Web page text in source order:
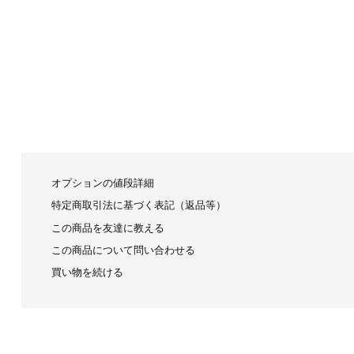
オプションの値段詳細
特定商取引法に基づく表記（返品等）
この商品を友達に教える
この商品について問い合わせる
買い物を続ける